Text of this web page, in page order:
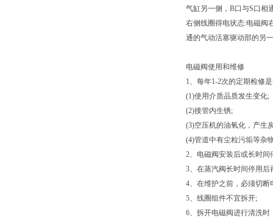
气缸另一侧，B口与S口相
右侧线圈得电状态:电磁阀
通的气动活塞驱动部的另
电磁阀使用和维修
1、每年1-2次的定期检修
(1)使用介质品质发生变化;
(2)接管内生锈;
(3)空压机的油氧化，产生
(4)管道中有尘粒污垢等杂
2、电磁阀安装后或长时
3、在蒸汽阀长时间停用
4、在维护之前，必须切断
5、线圈组件不宜拆开;
6、拆开电磁阀进行清洗